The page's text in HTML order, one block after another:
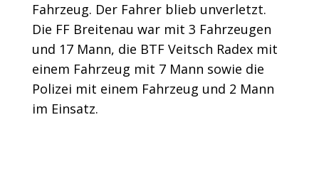
Fahrzeug. Der Fahrer blieb unverletzt.
Die FF Breitenau war mit 3 Fahrzeugen
und 17 Mann, die BTF Veitsch Radex mit
einem Fahrzeug mit 7 Mann sowie die
Polizei mit einem Fahrzeug und 2 Mann
im Einsatz.